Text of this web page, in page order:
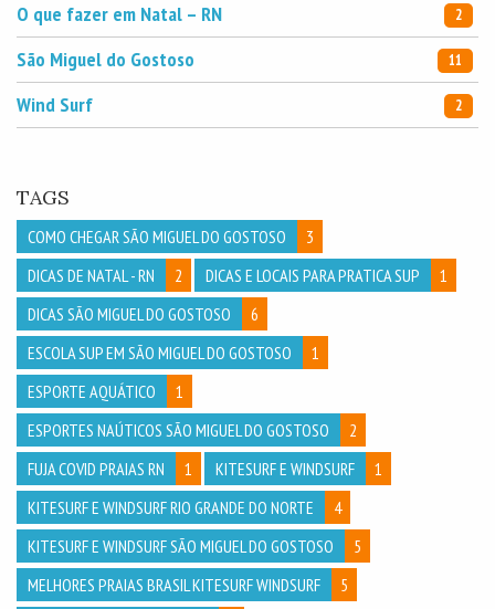
O que fazer em Natal – RN 2
São Miguel do Gostoso 11
Wind Surf 2
TAGS
COMO CHEGAR SÃO MIGUEL DO GOSTOSO
3
DICAS DE NATAL - RN
2 DICAS E LOCAIS PARA PRATICA SUP
1
DICAS SÃO MIGUEL DO GOSTOSO
6
ESCOLA SUP EM SÃO MIGUEL DO GOSTOSO
1
ESPORTE AQUÁTICO
1
ESPORTES NAÚTICOS SÃO MIGUEL DO GOSTOSO
2
FUJA COVID PRAIAS RN
1 KITESURF E WINDSURF
1
KITESURF E WINDSURF RIO GRANDE DO NORTE
4
KITESURF E WINDSURF SÃO MIGUEL DO GOSTOSO
5
MELHORES PRAIAS BRASIL KITESURF WINDSURF
5